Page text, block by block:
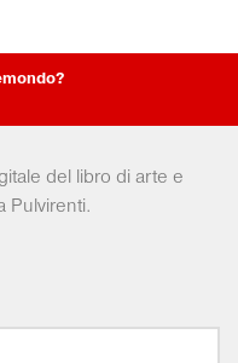
del libro di arte e
Pulvirenti.